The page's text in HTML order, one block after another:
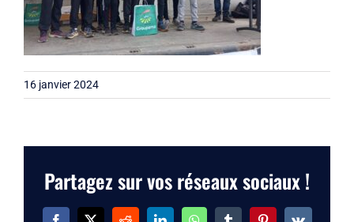
16 janvier 2024
Partagez sur vos réseaux sociaux !